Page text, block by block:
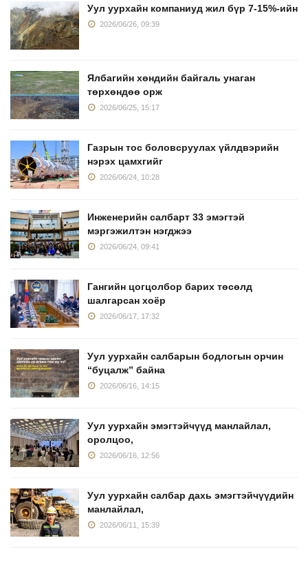
Уул уурхайн компаниуд жил бүр 7-15%-ийн
2026/06/26, 09:39
Ялбагийн хөндийн байгаль унаган
төрхөндөө орж
2026/06/25, 15:17
Газрын тос боловсруулах үйлдвэрийн
нэрэх цамхгийг
2026/06/24, 10:28
Инженерийн салбарт 33 эмэгтэй
мэргэжилтэн нэгджээ
2026/06/24, 09:41
Гангийн цогцолбор барих төсөлд
шалгарсан хоёр
2026/06/17, 17:32
Уул уурхайн салбарын бодлогын орчин
“буцалж” байна
2026/06/16, 14:15
Уул уурхайн эмэгтэйчүүд манлайлал,
оролцоо,
2026/06/16, 12:56
Уул уурхайн салбар дахь эмэгтэйчүүдийн
манлайлал,
2026/06/11, 15:39